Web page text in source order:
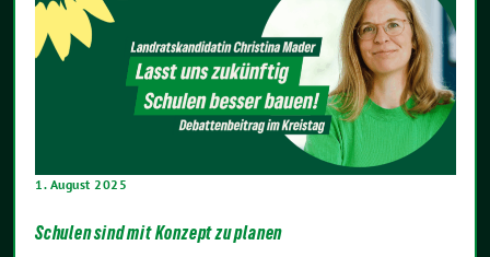
1. August 2025
Schulen sind mit Konzept zu planen